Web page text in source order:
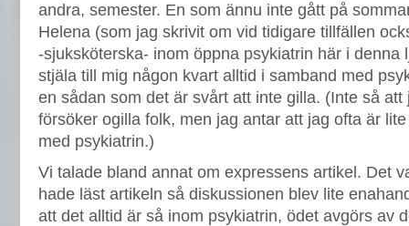
andra, semester. En som ännu inte gått på
Helena (som jag skrivit om vid tidigare tillfällen
-sjuksköterska- inom öppna psykiatrin här i denna
stjäla till mig någon kvart alltid i samband med
en sådan som det är svårt att inte gilla. (Inte så
försöker ogilla folk, men jag antar att jag ofta är
med psykiatrin.)
Vi talade bland annat om expressens artikel. Det
hade läst artikeln så diskussionen blev lite
att det alltid är så inom psykiatrin, ödet avgörs av